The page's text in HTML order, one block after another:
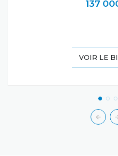
137
VOIR LE